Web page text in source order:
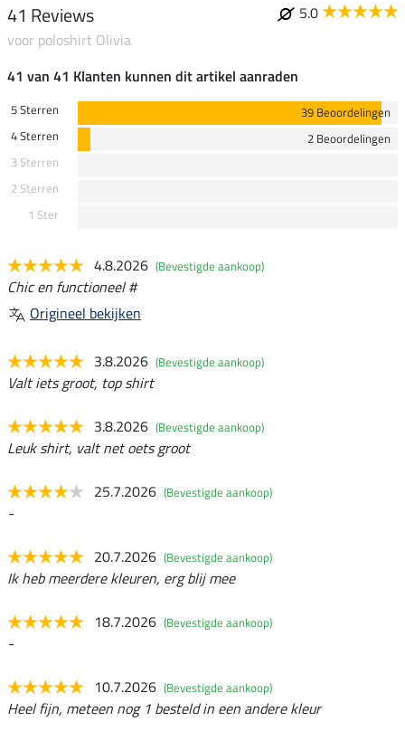
41 Reviews
5.0
voor poloshirt Olivia
41 van 41 Klanten kunnen dit artikel aanraden
5 Sterren
39 Beoordelingen
4 Sterren
2 Beoordelingen
3 Sterren
2 Sterren
1 Ster
4.8.2026 (Bevestigde aankoop)
Chic en functioneel #
Origineel bekijken
3.8.2026 (Bevestigde aankoop)
Valt iets groot, top shirt
3.8.2026 (Bevestigde aankoop)
Leuk shirt, valt net oets groot
25.7.2026 (Bevestigde aankoop)
-
20.7.2026 (Bevestigde aankoop)
Ik heb meerdere kleuren, erg blij mee
18.7.2026 (Bevestigde aankoop)
-
10.7.2026 (Bevestigde aankoop)
Heel fijn, meteen nog 1 besteld in een andere kleur